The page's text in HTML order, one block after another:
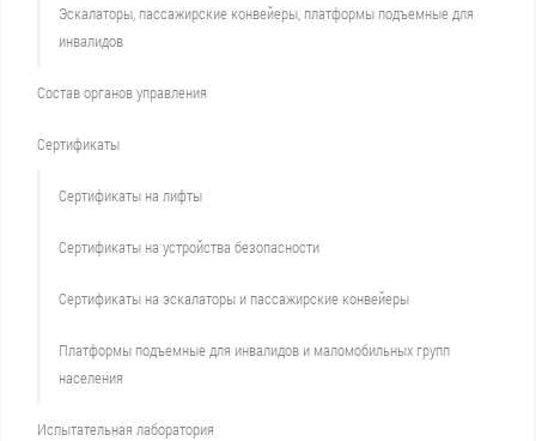
Эскалаторы, пассажирские конвейеры, платформы подъемные для
инвалидов
Состав органов управления
Сертификаты
Сертификаты на лифты
Сертификаты на устройства безопасности
Сертификаты на эскалаторы и пассажирские конвейеры
Платформы подъемные для инвалидов и маломобильных групп
населения
Испытательная лаборатория